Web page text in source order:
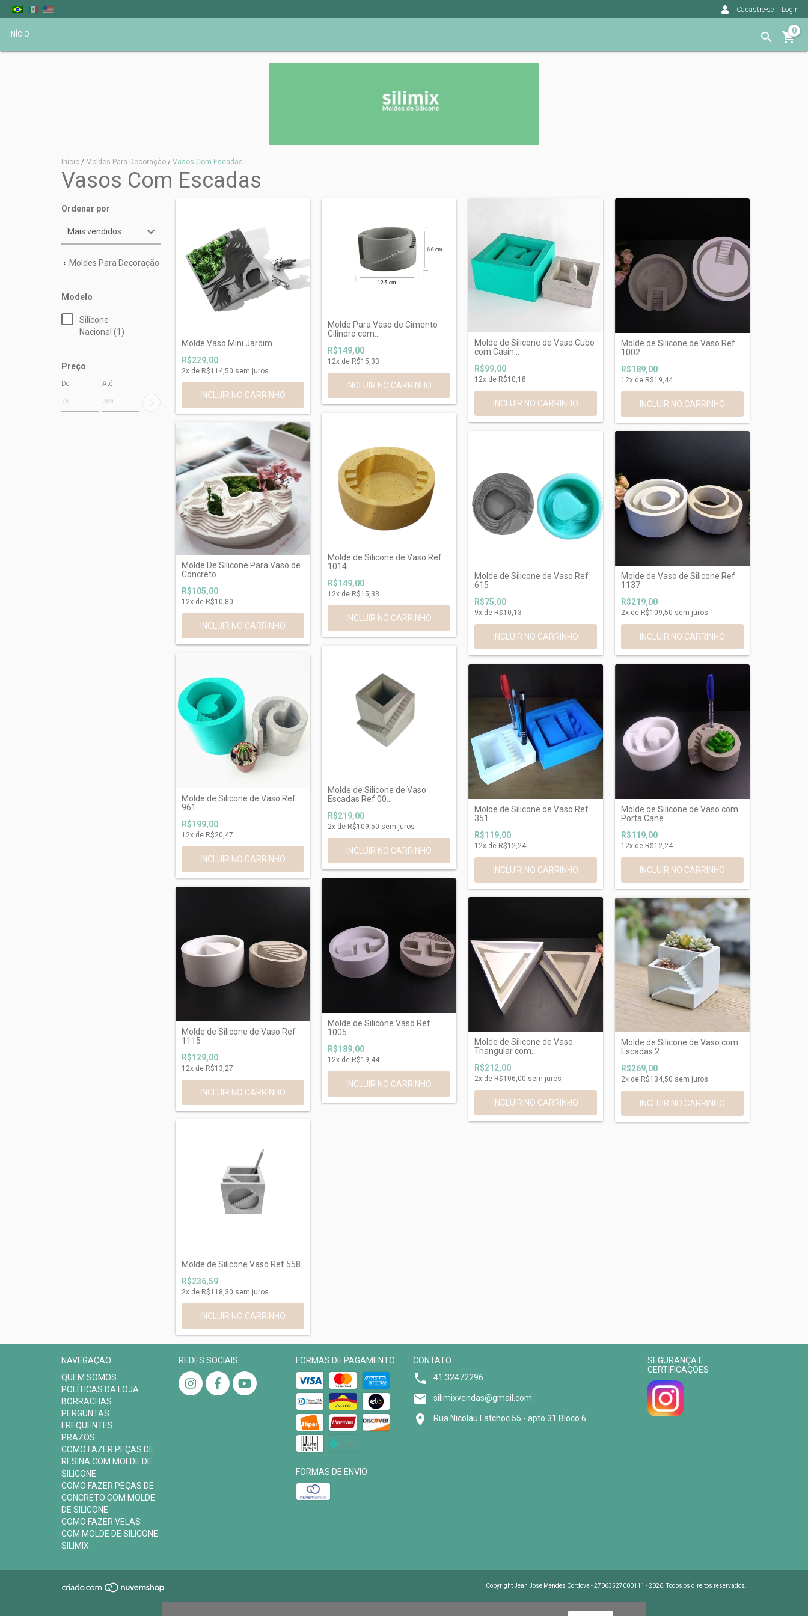
Cadastre-se Login
INÍCIO 0
Início / Moldes Para Decoração / Vasos Com Escadas
Vasos Com Escadas
Ordenar por
Moldes Para Decoração
Modelo
Silicone
Nacional (1)
Preço
De Até
Molde Vaso Mini Jardim
R$229,00
2x de R$114,50 sem juros
Molde Para Vaso de Cimento
Cilindro com...
R$149,00
12x de R$15,33
Molde de Silicone de Vaso Cubo
com Casin...
R$99,00
12x de R$10,18
Molde de Silicone de Vaso Ref
1002
R$189,00
12x de R$19,44
INCLUIR NO CARRINHO
Molde De Silicone Para Vaso de
Concreto...
R$105,00
12x de R$10,80
Molde de Silicone de Vaso Ref
1014
R$149,00
12x de R$15,33
Molde de Silicone de Vaso Ref
615
R$75,00
9x de R$10,13
Molde de Vaso de Silicone Ref
1137
R$219,00
2x de R$109,50 sem juros
Molde de Silicone de Vaso Ref
961
R$199,00
12x de R$20,47
Molde de Silicone de Vaso
Escadas Ref 00...
R$219,00
2x de R$109,50 sem juros
Molde de Silicone de Vaso Ref
351
R$119,00
12x de R$12,24
Molde de Silicone de Vaso com
Porta Cane...
R$119,00
12x de R$12,24
Molde de Silicone de Vaso Ref
1115
R$129,00
12x de R$13,27
Molde de Silicone Vaso Ref
1005
R$189,00
12x de R$19,44
Molde de Silicone de Vaso
Triangular com...
R$212,00
2x de R$106,00 sem juros
Molde de Silicone de Vaso com
Escadas 2...
R$269,00
2x de R$134,50 sem juros
Molde de Silicone Vaso Ref 558
R$236,59
2x de R$118,30 sem juros
NAVEGAÇÃO
QUEM SOMOS
POLÍTICAS DA LOJA
BORRACHAS
PERGUNTAS
FREQUENTES
PRAZOS
COMO FAZER PEÇAS DE
RESINA COM MOLDE DE
SILICONE
COMO FAZER PEÇAS DE
CONCRETO COM MOLDE
DE SILICONE
COMO FAZER VELAS
COM MOLDE DE SILICONE
SILIMIX
REDES SOCIAIS FORMAS DE PAGAMENTO
FORMAS DE ENVIO
CONTATO
41 32472296
silimixvendas@gmail.com
Rua Nicolau Latchoc 55 - apto 31 Bloco 6
SEGURANÇA E
CERTIFICAÇÕES
Copyright Jean Jose Mendes Cordova - 27063527000111 - 2026. Todos os direitos reservados.